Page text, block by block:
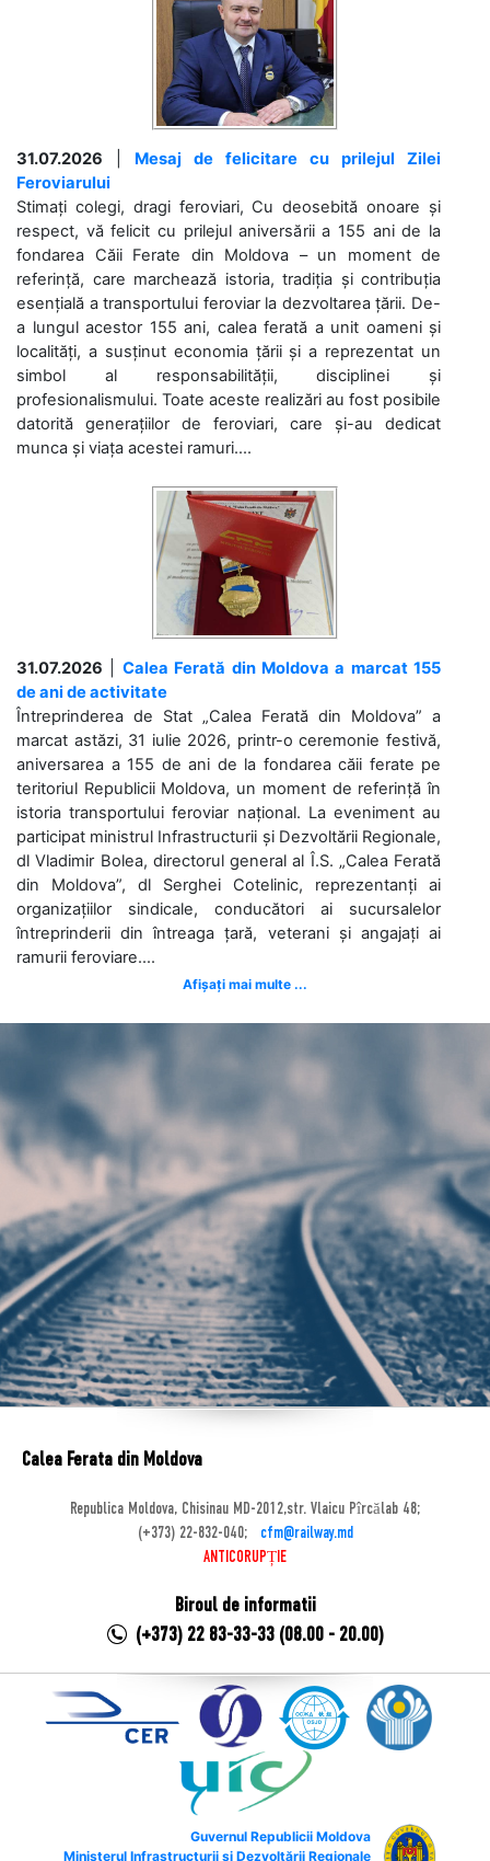
31.07.2026
Mesaj de felicitare cu prilejul Zilei
Feroviarului
Stimați colegi, dragi feroviari, Cu deosebită onoare și
respect, vă felicit cu prilejul aniversării a 155 ani de la
fondarea Căii Ferate din Moldova – un moment de
referință, care marchează istoria, tradiția și contribuția
esențială a transportului feroviar la dezvoltarea țării. De-
a lungul acestor 155 ani, calea ferată a unit oameni și
localități, a susținut economia țării și a reprezentat un
simbol al responsabilității, disciplinei și
profesionalismului. Toate aceste realizări au fost posibile
datorită generațiilor de feroviari, care și-au dedicat
munca și viața acestei ramuri....
31.07.2026
Calea Ferată din Moldova a marcat 155
de ani de activitate
Întreprinderea de Stat „Calea Ferată din Moldova” a
marcat astăzi, 31 iulie 2026, printr-o ceremonie festivă,
aniversarea a 155 de ani de la fondarea căii ferate pe
teritoriul Republicii Moldova, un moment de referință în
istoria transportului feroviar național. La eveniment au
participat ministrul Infrastructurii și Dezvoltării Regionale,
dl Vladimir Bolea, directorul general al Î.S. „Calea Ferată
din Moldova”, dl Serghei Cotelinic, reprezentanți ai
organizațiilor sindicale, conducători ai sucursalelor
întreprinderii din întreaga țară, veterani și angajați ai
ramurii feroviare....
Afișați mai multe ...
Calea Ferata din Moldova
Republica Moldova, Chisinau MD-2012,str. Vlaicu Pîrcălab 48;
(+373) 22-832-040;
cfm@railway.md
ANTICORUPȚIE
Biroul de informatii
(+373) 22 83-33-33 (08.00 - 20.00)
Guvernul Republicii Moldova
Ministerul Infrastructurii și Dezvoltării Regionale